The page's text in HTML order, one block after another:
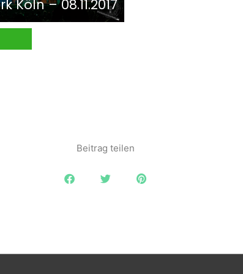
Köln – 08.11.2017
Beitrag teilen